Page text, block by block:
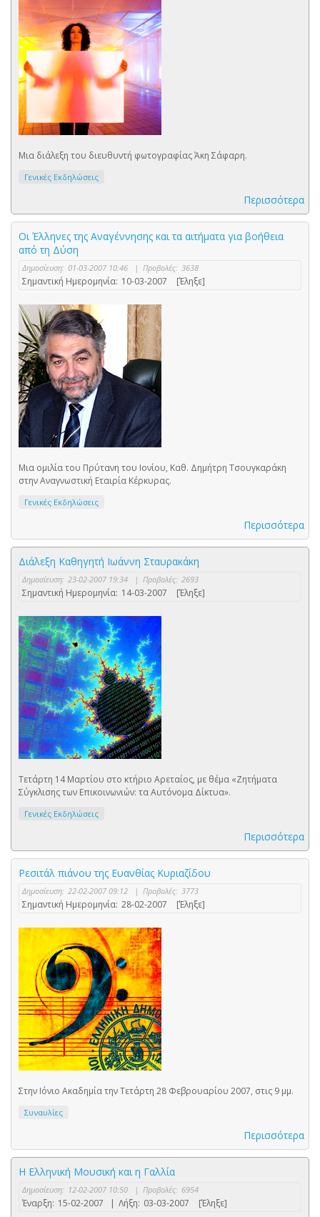
Μια διάλεξη του διευθυντή φωτογραφίας Άκη Σάφαρη.
Γενικές Εκδηλώσεις
Περισσότερα
Οι Έλληνες της Αναγέννησης και τα αιτήματα για βοήθεια
από τη Δύση
Δημοσίευση: 01-03-2007 10:46 | Προβολές: 3638
Σημαντική Ημερομηνία: 10-03-2007 [Έληξε]
Μια ομιλία του Πρύτανη του Ιονίου, Καθ. Δημήτρη Τσουγκαράκη
στην Αναγνωστική Εταιρία Κέρκυρας.
Γενικές Εκδηλώσεις
Περισσότερα
Διάλεξη Καθηγητή Ιωάννη Σταυρακάκη
Δημοσίευση: 23-02-2007 19:34 | Προβολές: 2693
Σημαντική Ημερομηνία: 14-03-2007 [Έληξε]
Τετάρτη 14 Μαρτίου στο κτήριο Αρεταίος, με θέμα «Ζητήματα
Σύγκλισης των Επικοινωνιών: τα Αυτόνομα Δίκτυα».
Γενικές Εκδηλώσεις
Περισσότερα
Ρεσιτάλ πιάνου της Ευανθίας Κυριαζίδου
Δημοσίευση: 22-02-2007 09:12 | Προβολές: 3773
Σημαντική Ημερομηνία: 28-02-2007 [Έληξε]
Στην Ιόνιο Ακαδημία την Τετάρτη 28 Φεβρουαρίου 2007, στις 9 μμ.
Συναυλίες
Περισσότερα
Η Ελληνική Μουσική και η Γαλλία
Δημοσίευση: 12-02-2007 10:50 | Προβολές: 6954
Έναρξη: 15-02-2007 | Λήξη: 03-03-2007 [Έληξε]